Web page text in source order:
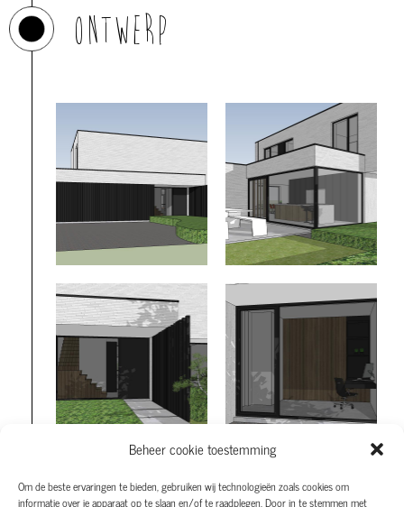
Beheer cookie toestemming
Om de beste ervaringen te bieden, gebruiken wij technologieën zoals cookies om
informatie over je apparaat op te slaan en/of te raadplegen. Door in te stemmen met
Ontwerp